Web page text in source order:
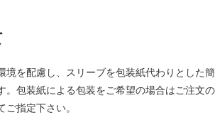
境を配慮し、スリーブを包装紙代わりとした簡
。包装紙による包装をご希望の場合はご注文の
指定下さい。